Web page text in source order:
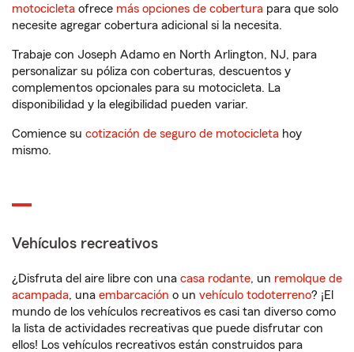
motocicleta ofrece más opciones de cobertura para que solo
necesite agregar cobertura adicional si la necesita.
Trabaje con Joseph Adamo en North Arlington, NJ, para
personalizar su póliza con coberturas, descuentos y
complementos opcionales para su motocicleta. La
disponibilidad y la elegibilidad pueden variar.
Comience su cotización de seguro de motocicleta hoy
mismo.
Vehículos recreativos
¿Disfruta del aire libre con una casa rodante, un remolque de
acampada, una embarcación o un vehículo todoterreno? ¡El
mundo de los vehículos recreativos es casi tan diverso como
la lista de actividades recreativas que puede disfrutar con
ellos! Los vehículos recreativos están construidos para